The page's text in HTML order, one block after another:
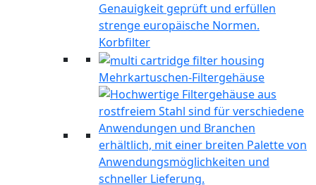
Korbfilter
Mehrkartuschen-Filtergehäuse